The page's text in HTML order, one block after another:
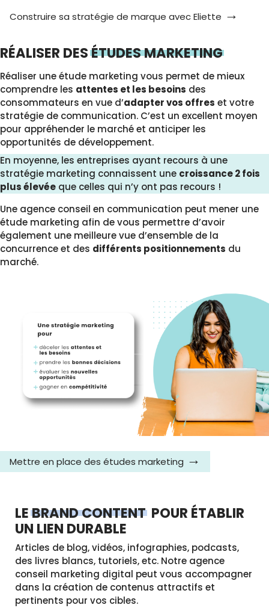
Construire sa stratégie de marque avec Eliette
RÉALISER DESÉTUDES MARKETING
Réaliser une étude marketing vous permet de mieux
comprendre les attentes et les besoins des
consommateurs en vue d’adapter vos offres et votre
stratégie de communication. C’est un excellent moyen
pour appréhender le marché et anticiper les
opportunités de développement.
En moyenne, les entreprises ayant recours à une
stratégie marketing connaissent une croissance 2 fois
plus élevée que celles qui n’y ont pas recours !
Une agence conseil en communication peut mener une
étude marketing afin de vous permettre d’avoir
également une meilleure vue d’ensemble de la
concurrence et des différents positionnements du
marché.
Mettre en place des études marketing
LEBRAND CONTENT POUR ÉTABLIR
UN LIEN DURABLE
Articles de blog, vidéos, infographies, podcasts,
des livres blancs, tutoriels, etc. Notre agence
conseil marketing digital peut vous accompagner
dans la création de contenus attractifs et
pertinents pour vos cibles.